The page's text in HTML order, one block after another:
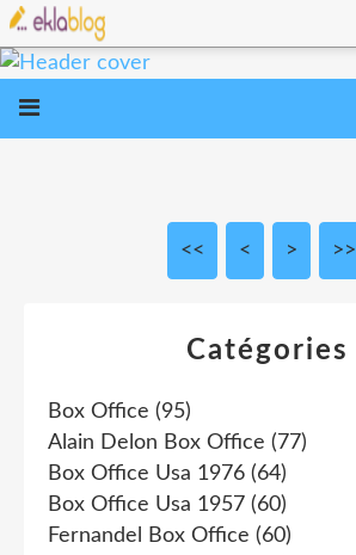
<< < 10
> >>
Catégories
Box Office (95)
Alain Delon Box Office (77)
Box Office Usa 1976 (64)
Box Office Usa 1957 (60)
Fernandel Box Office (60)